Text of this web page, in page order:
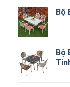
Bộ
Bộ